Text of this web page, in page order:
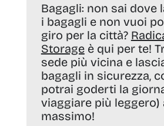
Bagagli: non sai dove
i bagagli e non vuoi
giro per la città?
Storageè qui per te!
sede più vicina e
bagagli in sicurezza,
potrai goderti la
viaggiare più leggero)
massimo!